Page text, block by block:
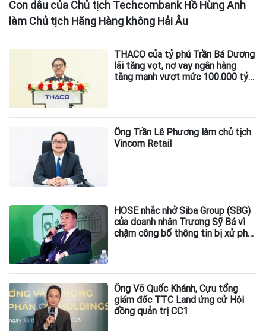
Con dâu của Chủ tịch Techcombank Hồ Hùng Anh
làm Chủ tịch Hãng Hàng không Hải Âu
THACO của tỷ phú Trần Bá Dương
lãi tăng vọt, nợ vay ngân hàng
tăng mạnh vượt mức 100.000 tỷ
Ông Trần Lê Phương làm chủ tịch
Vincom Retail
HOSE nhắc nhở Siba Group (SBG)
của doanh nhân Trương Sỹ Bá vì
chậm công bố thông tin bị xử phạt
Ông Võ Quốc Khánh, Cựu tổng
giám đốc TTC Land ứng cử Hội
đồng quản trị CC1